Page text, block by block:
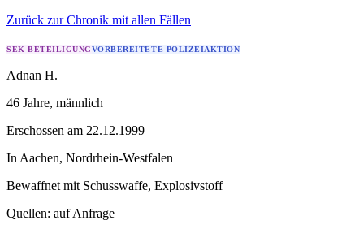
Zurück zur Chronik mit allen Fällen
SEK-BETEILIGUNGVORBEREITETE POLIZEIAKTION
Adnan H.
46 Jahre, männlich
Erschossen am 22.12.1999
In Aachen, Nordrhein-Westfalen
Bewaffnet mit Schusswaffe, Explosivstoff
Quellen: auf Anfrage